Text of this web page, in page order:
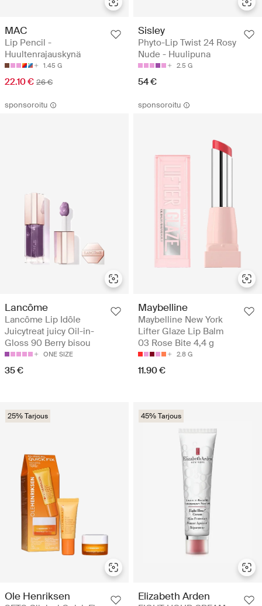
MAC
Lip Pencil -
Huultenrajauskynä
1.45 G
22.10 € 26 €
Sisley
Phyto-Lip Twist 24 Rosy
Nude - Huulipuna
2.5 G
54 €
sponsoroitu
Lancôme
Lancôme Lip Idôle
Juicytreat juicy Oil-in-
Gloss 90 Berry bisou
ONE SIZE
35 €
sponsoroitu
Maybelline
Maybelline New York
Lifter Glaze Lip Balm
03 Rose Bite 4,4 g
2.8 G
11.90 €
25% Tarjous
Ole Henriksen
45% Tarjous
Elizabeth Arden